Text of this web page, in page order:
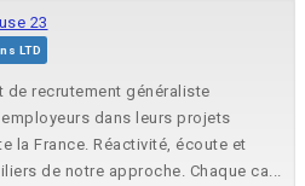
23
LTD
de recrutement généraliste
dans leurs projets
la France. Réactivité, écoute et
de notre approche. Chaque ca...